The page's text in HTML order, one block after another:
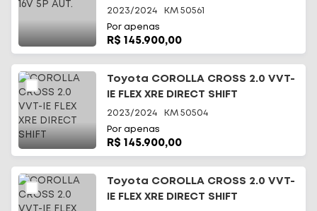
2023/2024 KM 50561
Por apenas
R$ 145.900,00
Toyota COROLLA CROSS 2.0 VVT-
IE FLEX XRE DIRECT SHIFT
2023/2024 KM 50504
Por apenas
R$ 145.900,00
Toyota COROLLA CROSS 2.0 VVT-
IE FLEX XRE DIRECT SHIFT